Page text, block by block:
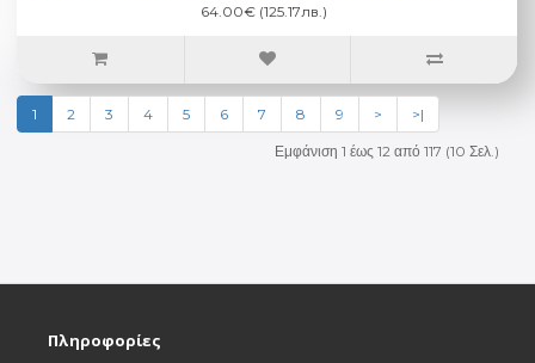
64.00€ (125.17лв.)
1 2 3 4 5 6 7 8 9 > >|
Εμφάνιση 1 έως 12 από 117 (10 Σελ.)
Πληροφορίες